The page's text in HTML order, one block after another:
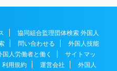
協同組合監理団体検索 外国人
問い合わせる
外国人技能
国人労働者と働く
サイトマッ
利用規約 運営会社
外国人